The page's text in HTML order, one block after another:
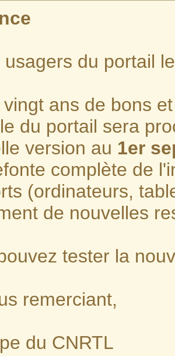
usagers du portail
ans de bons
du portail sera
version au 1er
complète de
(ordinateurs,
de nouvelles
tester la
remerciant,
du CNRTL